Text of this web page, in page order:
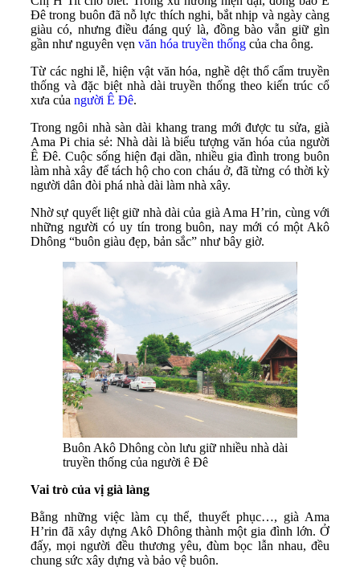
Đê trong buôn đã nỗ lực thích nghi, bắt nhịp và ngày càng
giàu có, nhưng điều đáng quý là, đồng bào vẫn giữ gìn
gần như nguyên vẹn văn hóa truyền thống của cha ông.
Từ các nghi lễ, hiện vật văn hóa, nghề dệt thổ cẩm truyền
thống và đặc biệt nhà dài truyền thống theo kiến trúc cổ
xưa của người Ê Đê.
Trong ngôi nhà sàn dài khang trang mới được tu sửa, già
Ama Pi chia sẻ: Nhà dài là biểu tượng văn hóa của người
Ê Đê. Cuộc sống hiện đại dần, nhiều gia đình trong buôn
làm nhà xây để tách hộ cho con cháu ở, đã từng có thời kỳ
người dân đòi phá nhà dài làm nhà xây.
Nhờ sự quyết liệt giữ nhà dài của già Ama H’rin, cùng với
những người có uy tín trong buôn, nay mới có một Akô
Dhông “buôn giàu đẹp, bản sắc” như bây giờ.
Buôn Akô Dhông còn lưu giữ nhiều nhà dài
truyền thống của người ê Đê
Vai trò của vị già làng
Bằng những việc làm cụ thể, thuyết phục…, già Ama
H’rin đã xây dựng Akô Dhông thành một gia đình lớn. Ở
đấy, mọi người đều thương yêu, đùm bọc lẫn nhau, đều
chung sức xây dựng và bảo vệ buôn.